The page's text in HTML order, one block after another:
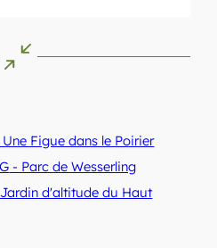
Figue dans le Poirier
- Parc de Wesserling
d'altitude du Haut